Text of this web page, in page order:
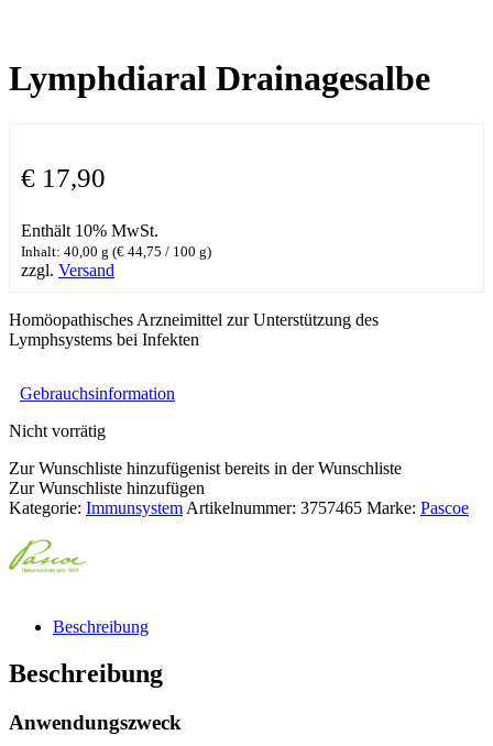
Lymphdiaral Drainagesalbe
€ 17,90
Enthält 10% MwSt.
Inhalt: 40,00 g (€ 44,75 / 100 g)
zzgl. Versand
Homöopathisches Arzneimittel zur Unterstützung des
Lymphsystems bei Infekten
Gebrauchsinformation
Nicht vorrätig
Zur Wunschliste hinzufügenist bereits in der Wunschliste
Zur Wunschliste hinzufügen
Kategorie: Immunsystem Artikelnummer: 3757465 Marke: Pascoe
Beschreibung
Beschreibung
Anwendungszweck